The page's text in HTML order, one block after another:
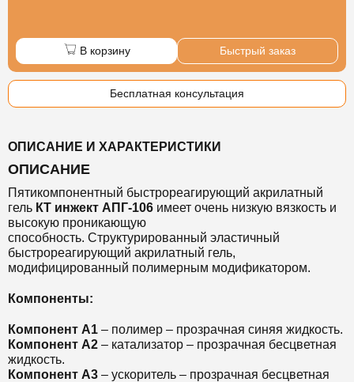
В корзину Быстрый заказ
Бесплатная консультация
ОПИСАНИЕ И ХАРАКТЕРИСТИКИ
ОПИСАНИЕ
Пятикомпонентный быстрореагирующий акрилатный
гель КТ инжект АПГ-106 имеет очень низкую вязкость и
высокую проникающую
способность. Структурированный эластичный
быстрореагирующий акрилатный гель,
модифицированный полимерным модификатором.
Компоненты:
Компонент А1 – полимер – прозрачная синяя жидкость.
Компонент А2 – катализатор – прозрачная бесцветная
жидкость.
Компонент А3 – ускоритель – прозрачная бесцветная